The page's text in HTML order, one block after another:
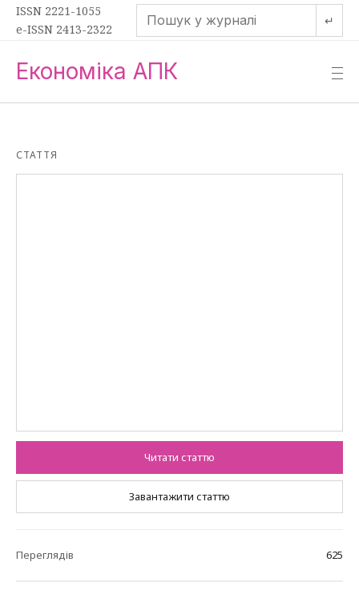
ISSN 2221-1055
e-ISSN 2413-2322
↵
Економіка АПК —
—
—
СТАТТЯ
Читати статтю
Завантажити статтю
Переглядів 625